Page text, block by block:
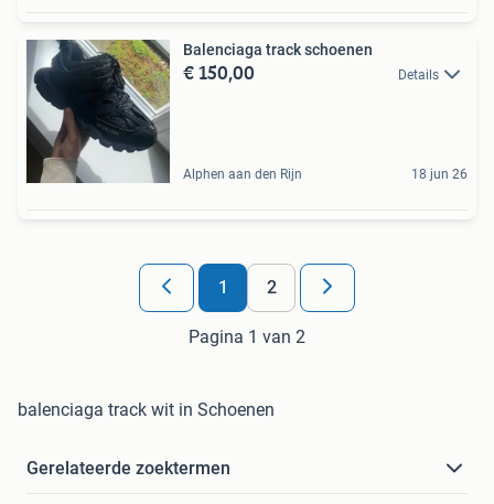
Balenciaga track schoenen
€ 150,00 Details
Alphen aan den Rijn 18 jun 26
1 2
Pagina 1 van 2
balenciaga track wit in Schoenen
Gerelateerde zoektermen